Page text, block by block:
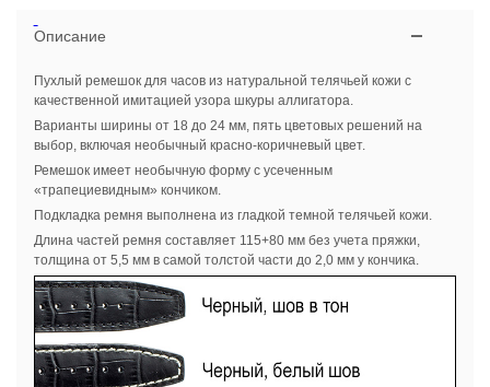
Описание
Пухлый ремешок для часов из натуральной телячьей кожи с
качественной имитацией узора шкуры аллигатора.
Варианты ширины от 18 до 24 мм, пять цветовых решений на
выбор, включая необычный красно-коричневый цвет.
Ремешок имеет необычную форму с усеченным
«трапециевидным» кончиком.
Подкладка ремня выполнена из гладкой темной телячьей кожи.
Длина частей ремня составляет 115+80 мм без учета пряжки,
толщина от 5,5 мм в самой толстой части до 2,0 мм у кончика.